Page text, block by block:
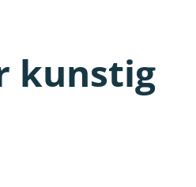
kunstig